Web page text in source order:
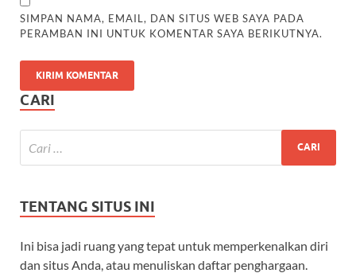
SIMPAN NAMA, EMAIL, DAN SITUS WEB SAYA PADA
PERAMBAN INI UNTUK KOMENTAR SAYA BERIKUTNYA.
CARI
TENTANG SITUS INI
Ini bisa jadi ruang yang tepat untuk memperkenalkan diri
dan situs Anda, atau menuliskan daftar penghargaan.